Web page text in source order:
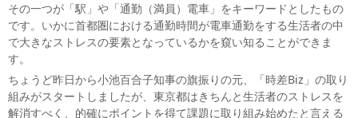
その一つが「駅」や「通勤（満員）電車」をキーワードとしたもの
です。いかに首都圏における通勤時間が電車通勤をする生活者の中
で大きなストレスの要素となっているかを窺い知ることができま
す。
ちょうど昨日から小池百合子知事の旗振りの元、「時差Biz」の取り
組みがスタートしましたが、東京都はきちんと生活者のストレスを
解消すべく、的確にポイントを得て課題に取り組み始めたと言える